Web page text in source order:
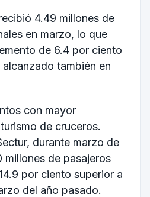
4.49 millones de
en marzo, lo que
de 6.4 por ciento
también en
con mayor
de cruceros.
durante marzo de
millones de pasajeros
por ciento superior a
del año pasado.